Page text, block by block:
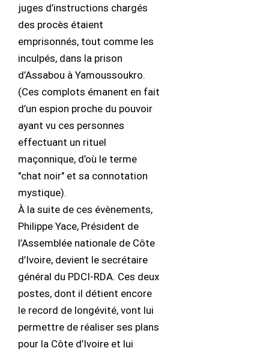
juges d’instructions chargés
des procès étaient
emprisonnés, tout comme les
inculpés, dans la prison
d’Assabou à Yamoussoukro.
(Ces complots émanent en fait
d’un espion proche du pouvoir
ayant vu ces personnes
effectuant un rituel
maçonnique, d’où le terme
"chat noir" et sa connotation
mystique).
À la suite de ces évènements,
Philippe Yace, Président de
l’Assemblée nationale de Côte
d’Ivoire, devient le secrétaire
général du PDCI-RDA. Ces deux
postes, dont il détient encore
le record de longévité, vont lui
permettre de réaliser ses plans
pour la Côte d’Ivoire et lui